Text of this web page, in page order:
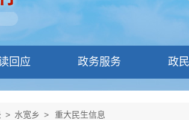
回应 政务服务 政
> 水宽乡 > 重大民生信息